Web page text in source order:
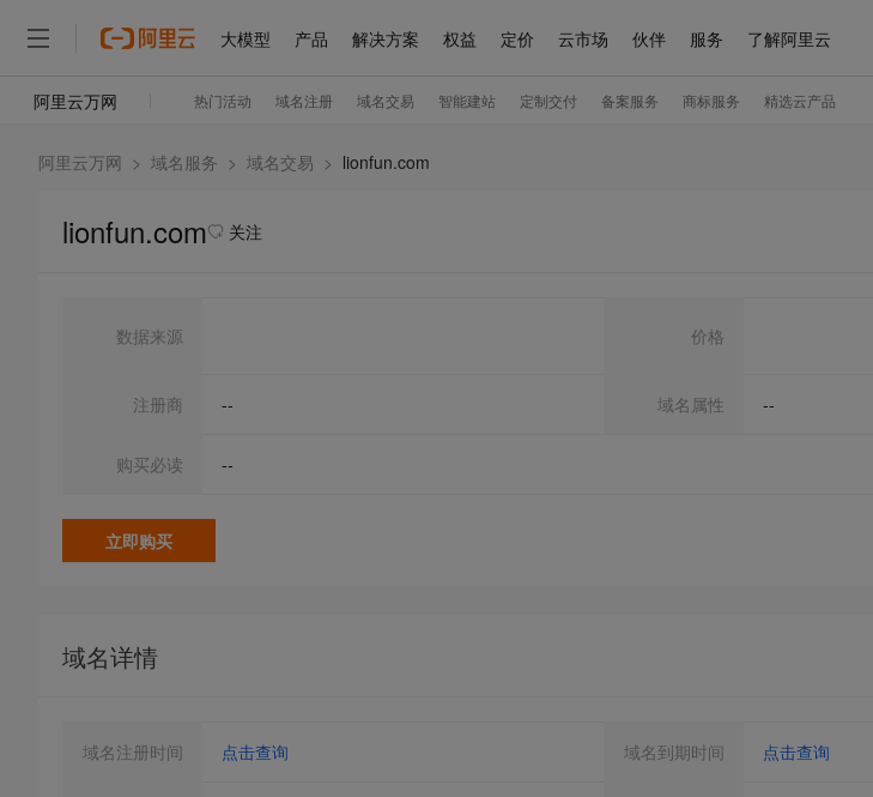
阿里云万网 > 域名服务 > 域名交易 > lionfun.com
lionfun.com 关注
数据来源 价格
注册商 -- 域名属性 --
购买必读 --
立即购买
域名详情
域名注册时间 点击查询 域名到期时间 点击查询